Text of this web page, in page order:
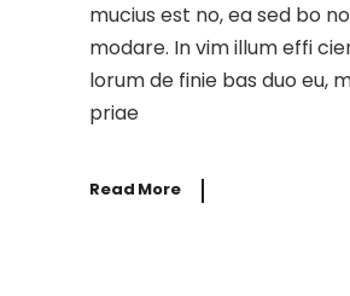
mucius est no, ea sed bo
modare. In vim illum effi
lorum de finie bas duo eu,
priae
Read More